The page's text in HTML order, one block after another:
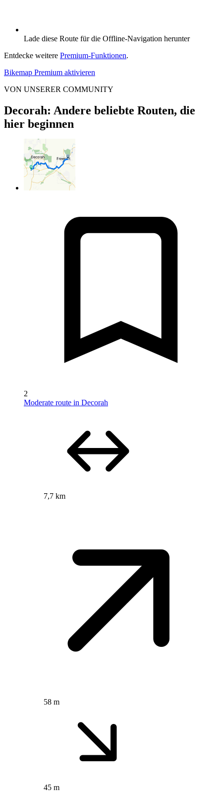
Lade diese Route für die Offline-Navigation herunter
Entdecke weitere Premium-Funktionen.
Bikemap Premium aktivieren
VON UNSERER COMMUNITY
Decorah: Andere beliebte Routen, die
hier beginnen
2
Moderate route in Decorah
7,7 km
58 m
45 m